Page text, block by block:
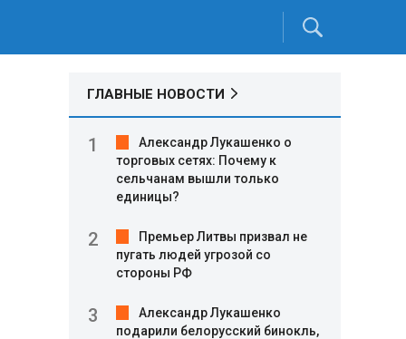
ГЛАВНЫЕ НОВОСТИ
Александр Лукашенко о
торговых сетях: Почему к
сельчанам вышли только
единицы?
Премьер Литвы призвал не
пугать людей угрозой со
стороны РФ
Александр Лукашенко
подарили белорусский бинокль,